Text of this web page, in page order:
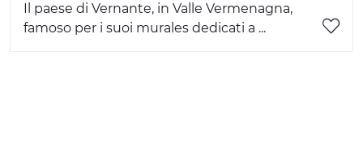
Il paese di Vernante, in Valle Vermenagna,
famoso per i suoi murales dedicati a ...